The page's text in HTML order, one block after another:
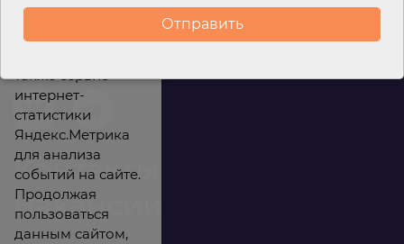
Контакты
Вакансии
файлы cookies для
улучшения
также сервис
интернет-
статистики
Яндекс.Метрика
для анализа
событий на сайте.
Продолжая
пользоваться
данным сайтом,